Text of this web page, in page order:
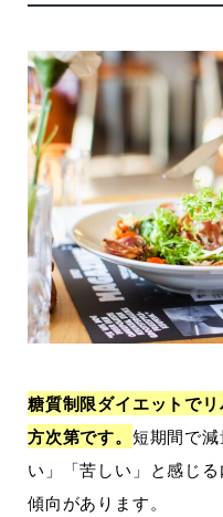
糖質制限ダイエットで
方次第です。 短期間で
い」「苦しい」と感じ
傾向があります。